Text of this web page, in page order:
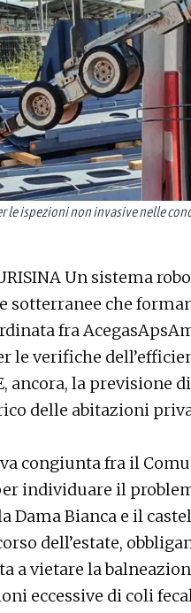
le ispezioni non invasive nelle
Un sistema
sotterranee che
fra
le verifiche
ancora, la previsione
delle abitazioni
congiunta fra il
individuare il
Dama Bianca e il
dell’estate,
a vietare la
eccessive di coli